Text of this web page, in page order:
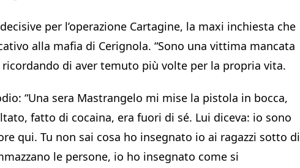
per l’operazione Cartagine, la maxi inchiesta che
alla mafia di Cerignola. “Sono una vittima mancata
di aver temuto più volte per la propria vita.
“Una sera Mastrangelo mi mise la pistola in bocca,
fatto di cocaina, era fuori di sé. Lui diceva: io sono
qui. Tu non sai cosa ho insegnato io ai ragazzi sotto di
le persone, io ho insegnato come si